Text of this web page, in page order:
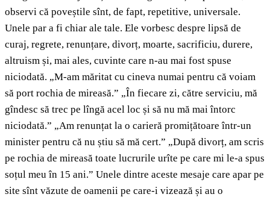
observi că poveștile sînt, de fapt, repetitive, universale.
Unele par a fi chiar ale tale. Ele vorbesc despre lipsă de
curaj, regrete, renunțare, divorț, moarte, sacrificiu, durere,
altruism și, mai ales, cuvinte care n-au mai fost spuse
niciodată. „M-am măritat cu cineva numai pentru că voiam
să port rochia de mireasă.” „În fiecare zi, către serviciu, mă
gîndesc să trec pe lîngă acel loc și să nu mă mai întorc
niciodată.” „Am renunțat la o carieră promițătoare într-un
minister pentru că nu știu să mă cert.” „După divorț, am scris
pe rochia de mireasă toate lucrurile urîte pe care mi le-a spus
soțul meu în 15 ani.” Unele dintre aceste mesaje care apar pe
site sînt văzute de oamenii pe care-i vizează și au o